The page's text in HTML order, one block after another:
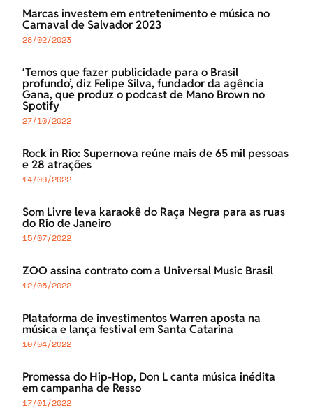
Marcas investem em entretenimento e música no
Carnaval de Salvador 2023
28/02/2023
‘Temos que fazer publicidade para o Brasil
profundo’, diz Felipe Silva, fundador da agência
Gana, que produz o podcast de Mano Brown no
Spotify
27/10/2022
Rock in Rio: Supernova reúne mais de 65 mil pessoas
e 28 atrações
14/09/2022
Som Livre leva karaokê do Raça Negra para as ruas
do Rio de Janeiro
15/07/2022
ZOO assina contrato com a Universal Music Brasil
12/05/2022
Plataforma de investimentos Warren aposta na
música e lança festival em Santa Catarina
10/04/2022
Promessa do Hip-Hop, Don L canta música inédita
em campanha de Resso
17/01/2022